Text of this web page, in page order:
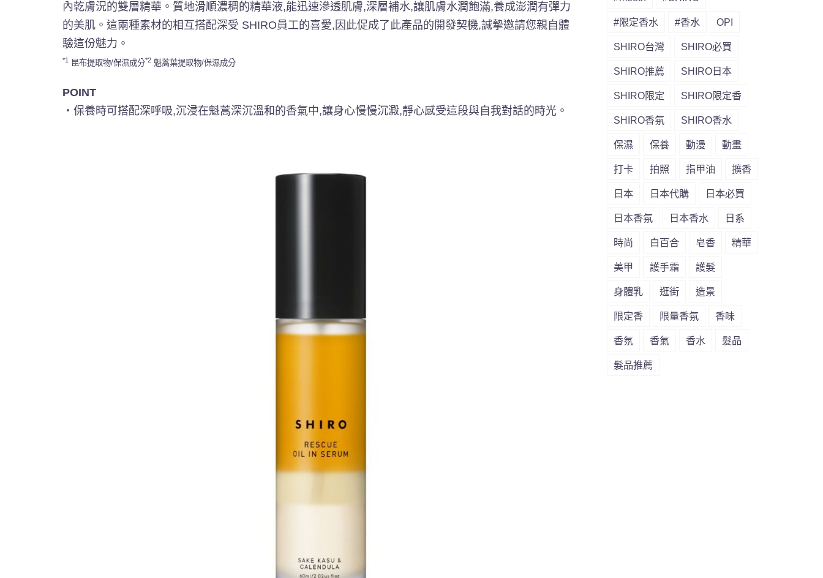
內乾膚況的雙層精華。質地滑順濃稠的精華液,能迅速滲透肌膚,深層補水,讓肌膚水潤飽滿,養成澎潤有彈力
的美肌。這兩種素材的相互搭配深受 SHIRO員工的喜愛,因此促成了此產品的開發契機,誠摯邀請您親自體
驗這份魅力。
*1 昆布提取物/保濕成分*2 魁蒿葉提取物/保濕成分
POINT
・保養時可搭配深呼吸,沉浸在魁蒿深沉溫和的香氣中,讓身心慢慢沉澱,靜心感受這段與自我對話的時光。
#限定香水 #香水 OPI
SHIRO台灣 SHIRO必買
SHIRO推薦 SHIRO日本
SHIRO限定 SHIRO限定香
SHIRO香氛 SHIRO香水
保濕 保養 動漫 動畫
打卡 拍照 指甲油 擴香
日本 日本代購 日本必買
日本香氛 日本香水 日系
時尚 白百合 皂香 精華
美甲 護手霜 護髮
身體乳 逛街 造景
限定香 限量香氛 香味
香氛 香氣 香水 髮品
髮品推薦